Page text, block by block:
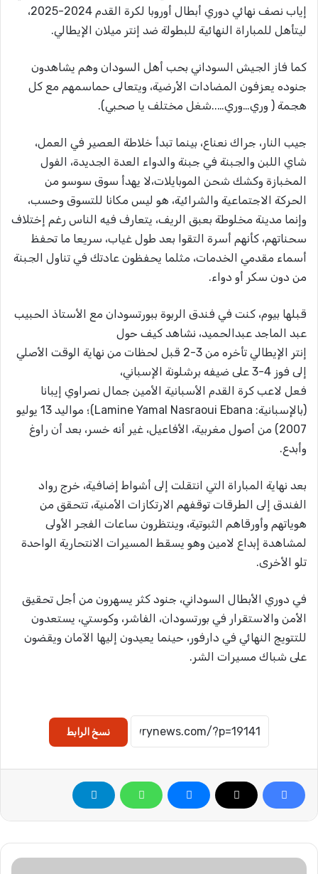
إياب نصف نهائي دوري أبطال أوروبا لكرة القدم 2024-2025،
ليتأهل للمباراة النهائية للبطولة ضد إنتر ميلان الإيطالي.
كما فاز الجيش السوداني بحب أهل السودان وهم يشاهدون
جنوده يعزفون المضادات الأرضية، ويتعالى حماسمهم مع كل
هجمة ( وري…وري…..شغل مختلف يا صحبي).
جيب النار، جراك نعناع، بينما تبدأ خلاطة العصير في العمل،
شاي اللبن والجبنة في جبنة والدواء العدة الجديدة، الفول
المخبازة وكشك شحن الموبايلات،لا يهدأ سوق سوسو من
الحركة الاجتماعية والشرائية، هو ليس مكانا للتسوق وحسب،
وإنما مدينة مخلوطة بعبق الريف، يتعارف فيه الناس رغم إختلاف
سحناتهم، كأنهم أسرة التقوا بعد طول غياب، سريعا ما تحفظ
أسماء مقدمي الخدمات، مثلما يحفظون عادتك في تناول الجبنة
من دون سكر أو دواء.
قبلها بيوم، كنت في فندق الربوة ببورتسودان مع الأستاذ الحبيب
عبد الماجد عبدالحميد، نشاهد كيف حول
إنتر الإيطالي تأخره من 3-2 قبل لحظات من نهاية الوقت الأصلي
إلى فوز 4-3 على ضيفه برشلونة الإسباني،
فعل لاعب كرة القدم الأسبانية الأمين جمال نصراوي إيبانا
(بالإسبانية: Lamine Yamal Nasraoui Ebana)‏؛ مواليد 13 يوليو
2007) من أصول مغربية، الأفاعيل، غير أنه خسر، بعد أن راوغ
وأبدع.
بعد نهاية المباراة التي انتقلت إلى أشواط إضافية، خرج رواد
الفندق إلى الطرقات توقفهم الارتكازات الأمنية، تتحقق من
هوياتهم وأورقاهم الثبوتية، وينتظرون ساعات الفجر الأولى
لمشاهدة إبداع لامين وهو يسقط المسيرات الانتحارية الواحدة
تلو الأخرى.
في دوري الأبطال السوداني، جنود كثر يسهرون من أجل تحقيق
الأمن والاستقرار في بورتسودان، الفاشر، وكوستي، يستعدون
للتتويج النهائي في دارفور، حينما يعيدون إليها الآمان ويقضون
على شباك مسيرات الشر.
نسخ الرابط
ح